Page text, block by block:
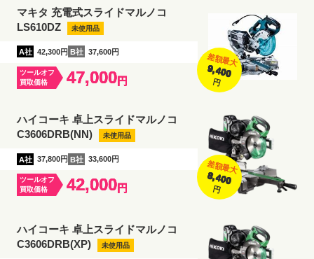
マキタ 充電式スライドマルノコ
LS610DZ
未使用品
A社 42,300円 B社 37,600円
ツールオフ
買取価格
47,000円
差額最大
9,400
円
ハイコーキ 卓上スライドマルノコ
C3606DRB(NN)
未使用品
A社 37,800円 B社 33,600円
ツールオフ
買取価格
42,000円
差額最大
8,400
円
ハイコーキ 卓上スライドマルノコ
C3606DRB(XP)
未使用品